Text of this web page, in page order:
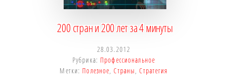
устойчивые200 стран и 200 лет за 4 минуты
28.03.2012
Рубрика: Профессиональное
Метки: Полезное ,Страны ,Стратегия